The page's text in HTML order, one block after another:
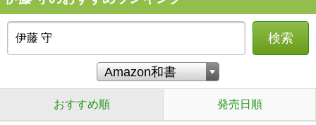
検索
おすすめ順 発売日順